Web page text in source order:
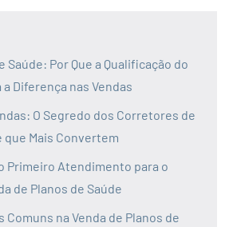
Saúde: Por Que a Qualificação do
a Diferença nas Vendas
O Segredo dos Corretores de
que Mais Convertem
Primeiro Atendimento para o
de Planos de Saúde
Comuns na Venda de Planos de